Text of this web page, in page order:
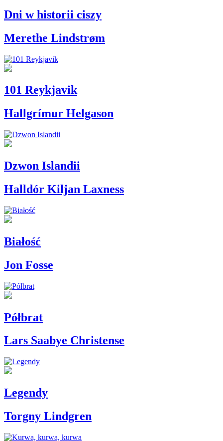
Dni w historii ciszy
Merethe Lindstrøm
101 Reykjavik
Hallgrímur Helgason
Dzwon Islandii
Halldór Kiljan Laxness
Białość
Jon Fosse
Półbrat
Lars Saabye Christense
Legendy
Torgny Lindgren